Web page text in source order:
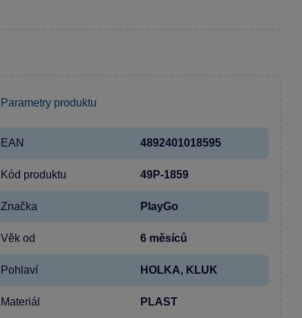
Parametry produktu
EAN 4892401018595
Kód produktu 49P-1859
Značka PlayGo
Věk od 6 měsíců
Pohlaví HOLKA, KLUK
Materiál PLAST